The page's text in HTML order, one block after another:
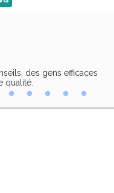
des gens efficaces
qualité.